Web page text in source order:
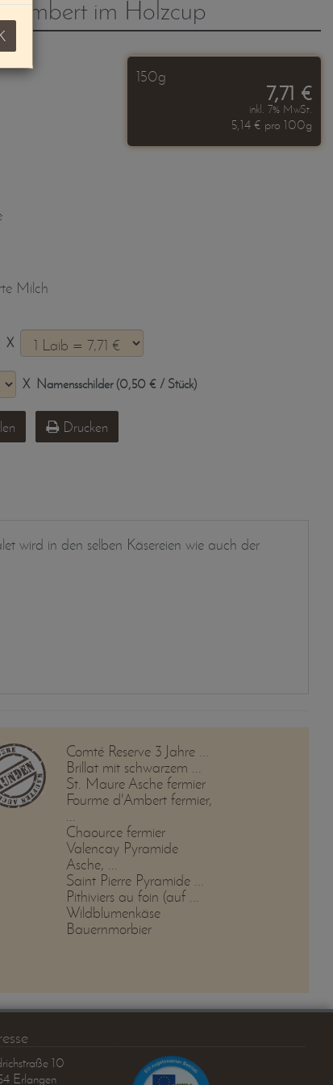
im Holzcup
150g
7,71 €
inkl. 7% MwSt.
5,14 € pro 100g
Milch
X
X Namensschilder (0,50 € / Stück)
Drucken
wird in den selben Käsereien wie auch der
Comté Reserve 3 Jahre ...
Brillat mit schwarzem ...
St. Maure Asche fermier
Fourme d'Ambert fermier,
Chaource fermier
Valencay Pyramide
Asche, ...
Saint Pierre Pyramide ...
Pithiviers au foin (auf ...
Wildblumenkäse
Bauernmorbier
10
Erlangen